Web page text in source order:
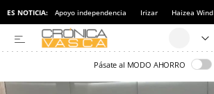
ES NOTICIA: Apoyo independencia Irizar Haizea Wind
Pásate al MODO AHORRO